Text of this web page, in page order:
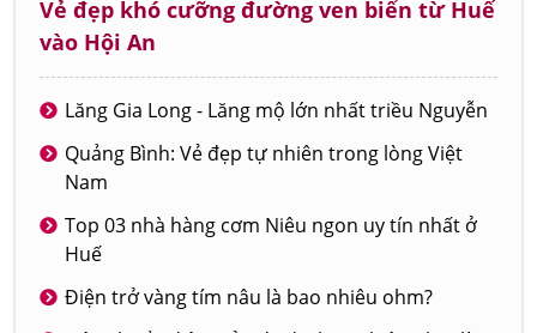
Vẻ đẹp khó cưỡng đường ven biển từ Huế
vào Hội An
Lăng Gia Long - Lăng mộ lớn nhất triều Nguyễn
Quảng Bình: Vẻ đẹp tự nhiên trong lòng Việt
Nam
Top 03 nhà hàng cơm Niêu ngon uy tín nhất ở
Huế
Điện trở vàng tím nâu là bao nhiêu ohm?